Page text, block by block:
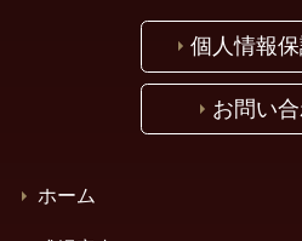
個人情報
お問い
ホーム